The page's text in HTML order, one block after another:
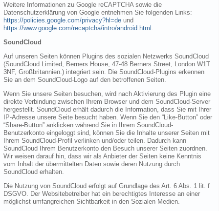
Weitere Informationen zu Google reCAPTCHA sowie die
Datenschutzerklärung von Google entnehmen Sie folgenden Links:
https://policies.google.com/privacy?hl=de und
https://www.google.com/recaptcha/intro/android.html
SoundCloud
Auf unseren Seiten können Plugins des sozialen Netzwerks SoundCloud
(SoundCloud Limited, Berners House, 47-48 Berners Street, London W1T
3NF, Großbritannien.) integriert sein. Die SoundCloud-Plugins erkennen
Sie an dem SoundCloud-Logo auf den betroffenen Seiten.
Wenn Sie unsere Seiten besuchen, wird nach Aktivierung des Plugin eine
direkte Verbindung zwischen Ihrem Browser und dem SoundCloud-Server
hergestellt. SoundCloud erhält dadurch die Information, dass Sie mit Ihrer
IP-Adresse unsere Seite besucht haben. Wenn Sie den “Like-Button” oder
“Share-Button” anklicken während Sie in Ihrem SoundCloud-
Benutzerkonto eingeloggt sind, können Sie die Inhalte unserer Seiten mit
Ihrem SoundCloud-Profil verlinken und/oder teilen. Dadurch kann
SoundCloud Ihrem Benutzerkonto den Besuch unserer Seiten zuordnen.
Wir weisen darauf hin, dass wir als Anbieter der Seiten keine Kenntnis
vom Inhalt der übermittelten Daten sowie deren Nutzung durch
SoundCloud erhalten.
Die Nutzung von SoundCloud erfolgt auf Grundlage des Art. 6 Abs. 1 lit. f
DSGVO. Der Websitebetreiber hat ein berechtigtes Interesse an einer
möglichst umfangreichen Sichtbarkeit in den Sozialen Medien.